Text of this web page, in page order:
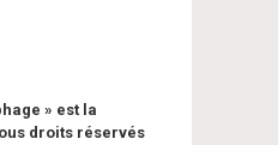
» est la
droits réservés